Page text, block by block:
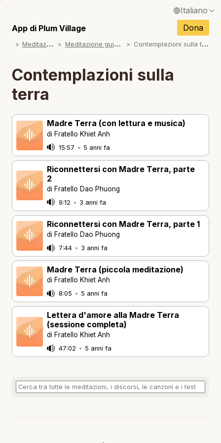
Italiano
Français / Francese
Español / Spagnolo
Tiếng Việt / Vietnamita
App di Plum Village
Dona
M
editazioni M
editazione guidata C
ontemplazioni sulla terra
Contemplazioni sulla
terra
Madre Terra (con lettura e musica)
di Fratello Khiet Anh
15:57 • 5 anni fa
Riconnettersi con Madre Terra, parte
2
di Fratello Dao Phuong
9:12 • 3 anni fa
Riconnettersi con Madre Terra, parte 1
di Fratello Dao Phuong
7:44 • 3 anni fa
Madre Terra (piccola meditazione)
di Fratello Khiet Anh
8:05 • 5 anni fa
Lettera d'amore alla Madre Terra
(sessione completa)
di Fratello Khiet Anh
47:02 • 5 anni fa